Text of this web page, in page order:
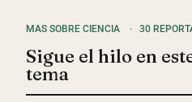
MAS SOBRE CIENCIA · 30
Sigue el hilo en
tema